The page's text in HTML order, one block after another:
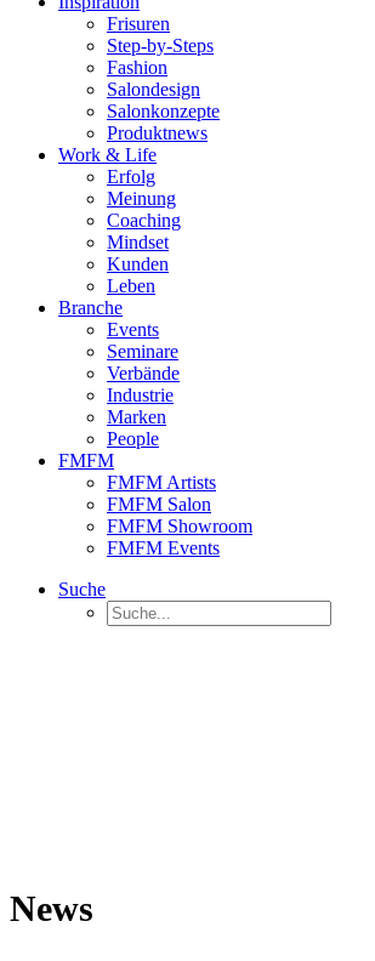
Frisuren
Step-by-Steps
Fashion
Salondesign
Salonkonzepte
Produktnews
Work & Life
Erfolg
Meinung
Coaching
Mindset
Kunden
Leben
Branche
Events
Seminare
Verbände
Industrie
Marken
People
FMFM
FMFM Artists
FMFM Salon
FMFM Showroom
FMFM Events
Suche
News